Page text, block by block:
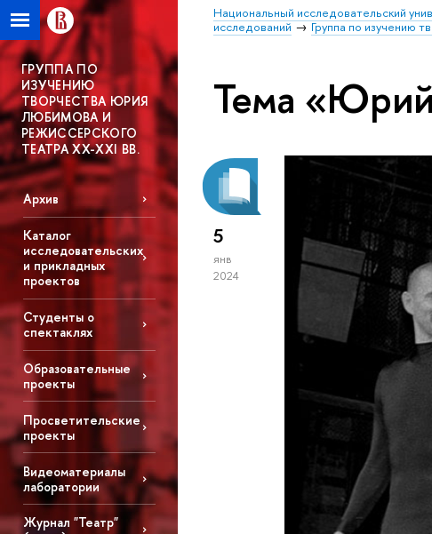
Национальный исследовательский
исследований
Группа по изучению
ГРУППА ПО
ИЗУЧЕНИЮ
ТВОРЧЕСТВА ЮРИЯ
ЛЮБИМОВА И
РЕЖИССЕРСКОГО
ТЕАТРА XX-XXI ВВ.
Архив
Каталог
исследовательских
и прикладных
проектов
Студенты о
спектаклях
Образовательные
проекты
Просветительские
проекты
Видеоматериалы
лаборатории
Журнал "Театр"
Тема
5
янв
2024